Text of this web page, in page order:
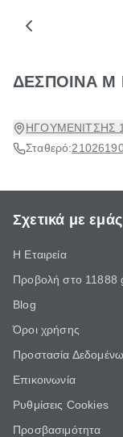
ΔΕΣΠΟΙΝΑ Μ
ΗΓΟΥΜΕΝΙΤΣΗΣ
Σταθερό:
Σχετικά με εμάς
Η Εταιρεία
Προβολή στο 11888
Blog
Όροι χρήσης
Προστασία
Επικοινωνία
Ρυθμίσεις Cookies
Προσβασιμότητα